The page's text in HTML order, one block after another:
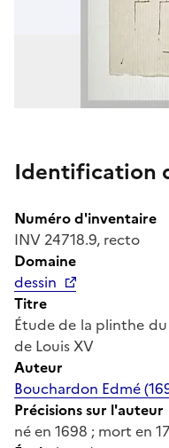
Identification
Numéro d'inventaire
INV 24718.9, recto
Domaine
dessin
Titre
Étude de la plinthe
de Louis XV
Auteur
Bouchardon Edmé
Précisions sur l'auteur
né en 1698 ; mort en